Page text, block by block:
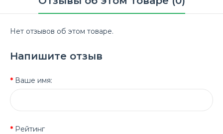
Нет отзывов об этом товаре.
Напишите отзыв
Ваше имя:
Рейтинг